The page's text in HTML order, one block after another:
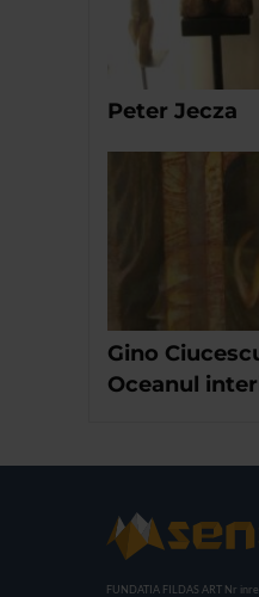
Peter Jecza
Gino
Oceanul
FUNDATIA FILDAS ART Nr